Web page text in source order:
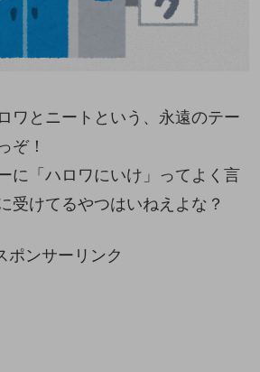
ワとニートという、永遠のテー
ぞ！
に「ハロワにいけ」ってよく言
受けてるやつはいねえよな？
ポンサーリンク